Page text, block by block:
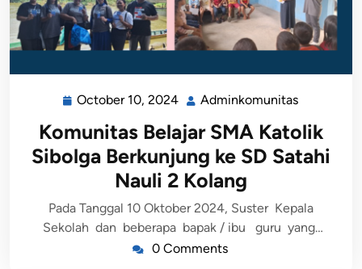
October 10, 2024 Adminkomunitas
Komunitas Belajar SMA Katolik
Sibolga Berkunjung ke SD Satahi
Nauli 2 Kolang
Pada Tanggal 10 Oktober 2024, Suster Kepala
Sekolah dan beberapa bapak / ibu guru yang…
0 Comments